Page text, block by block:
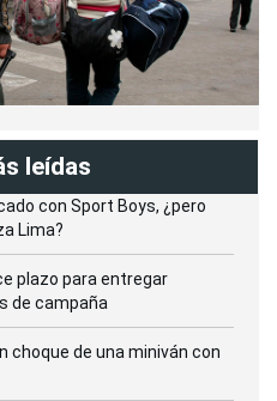
leídas
con Sport Boys, ¿pero
Lima?
plazo para entregar
de campaña
choque de una miniván con